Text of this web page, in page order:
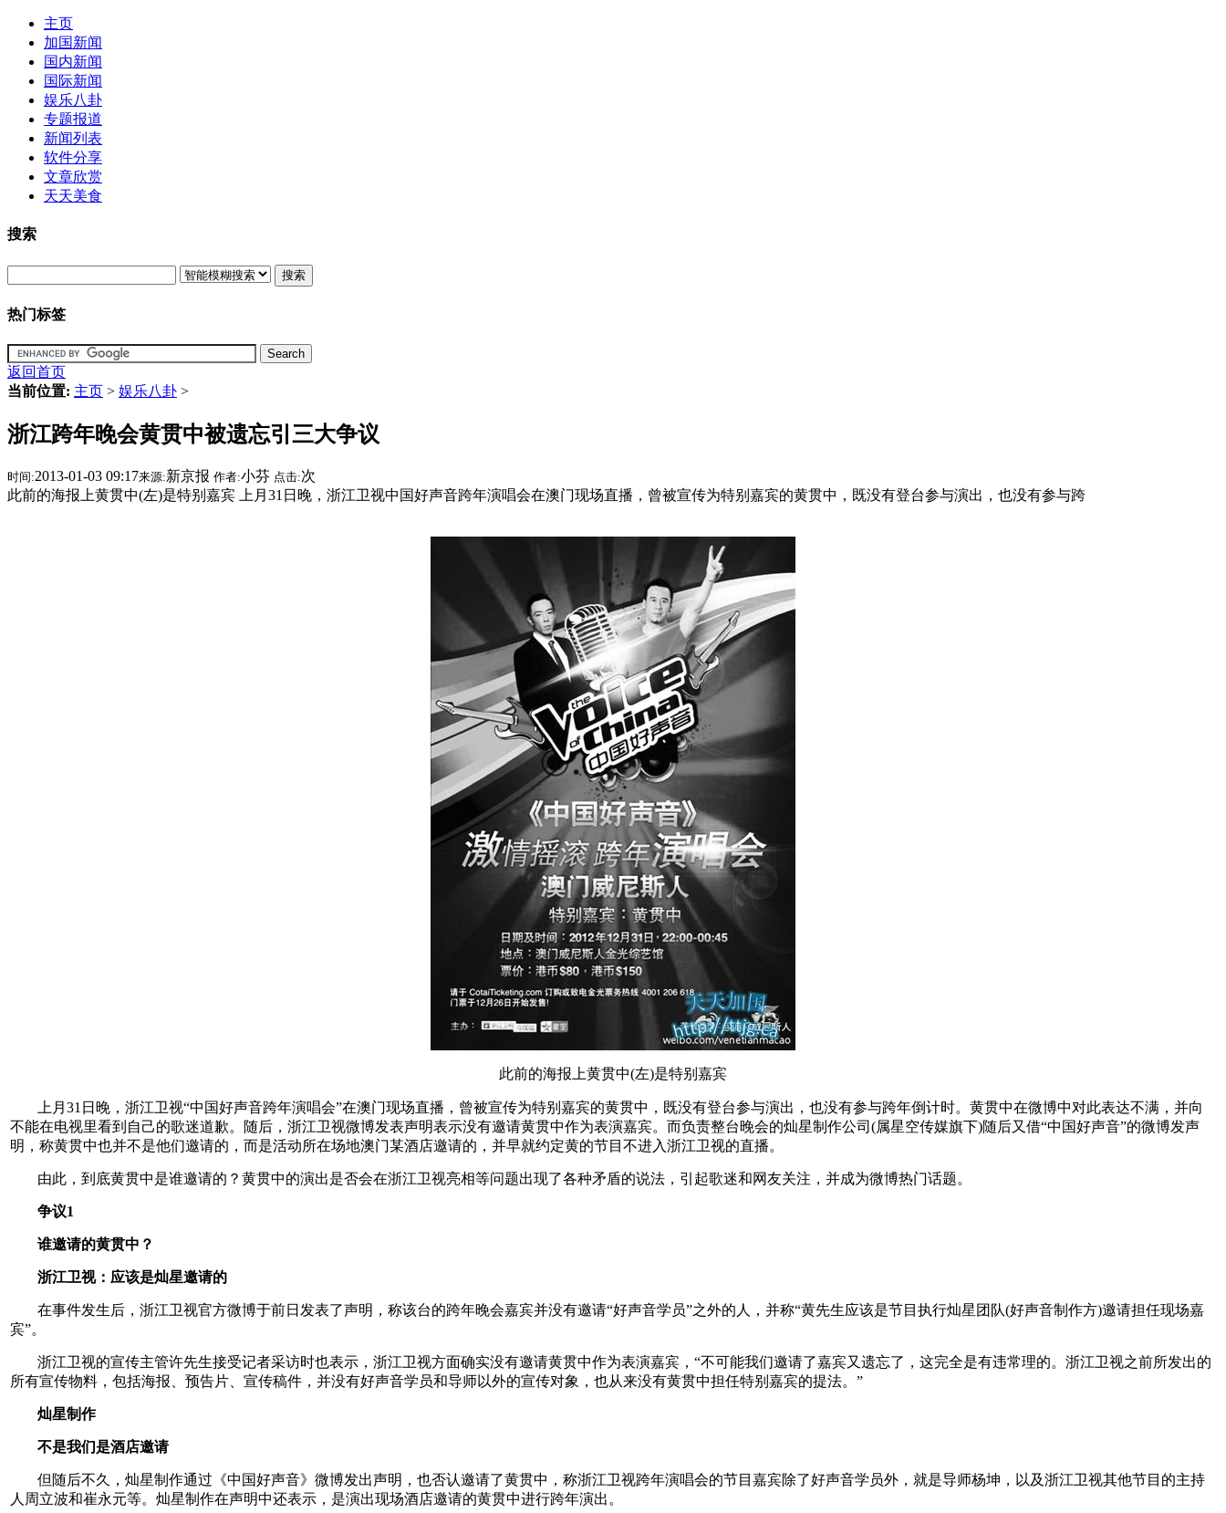
主页
加国新闻
国内新闻
国际新闻
娱乐八卦
专题报道
新闻列表
软件分享
文章欣赏
天天美食
搜索
搜索
热门标签
返回首页
当前位置: 主页 > 娱乐八卦 >
浙江跨年晚会黄贯中被遗忘引三大争议
时间:2013-01-03 09:17来源:新京报 作者:小芬 点击:次
此前的海报上黄贯中(左)是特别嘉宾 上月31日晚，浙江卫视中国好声音跨年演唱会在澳门现场直播，曾被宣传为特别嘉宾的黄贯中，既没有登台参与演出，也没有参与跨
此前的海报上黄贯中(左)是特别嘉宾
上月31日晚，浙江卫视“中国好声音跨年演唱会”在澳门现场直播，曾被宣传为特别嘉宾的黄贯中，既没有登台参与演出，也没有参与跨年倒计时。黄贯中在微博中对此表达不满，并向
不能在电视里看到自己的歌迷道歉。随后，浙江卫视微博发表声明表示没有邀请黄贯中作为表演嘉宾。而负责整台晚会的灿星制作公司(属星空传媒旗下)随后又借“中国好声音”的微博发声
明，称黄贯中也并不是他们邀请的，而是活动所在场地澳门某酒店邀请的，并早就约定黄的节目不进入浙江卫视的直播。
由此，到底黄贯中是谁邀请的？黄贯中的演出是否会在浙江卫视亮相等问题出现了各种矛盾的说法，引起歌迷和网友关注，并成为微博热门话题。
争议1
谁邀请的黄贯中？
浙江卫视：应该是灿星邀请的
在事件发生后，浙江卫视官方微博于前日发表了声明，称该台的跨年晚会嘉宾并没有邀请“好声音学员”之外的人，并称“黄先生应该是节目执行灿星团队(好声音制作方)邀请担任现场嘉
宾”。
浙江卫视的宣传主管许先生接受记者采访时也表示，浙江卫视方面确实没有邀请黄贯中作为表演嘉宾，“不可能我们邀请了嘉宾又遗忘了，这完全是有违常理的。浙江卫视之前所发出的
所有宣传物料，包括海报、预告片、宣传稿件，并没有好声音学员和导师以外的宣传对象，也从来没有黄贯中担任特别嘉宾的提法。”
灿星制作
不是我们是酒店邀请
但随后不久，灿星制作通过《中国好声音》微博发出声明，也否认邀请了黄贯中，称浙江卫视跨年演唱会的节目嘉宾除了好声音学员外，就是导师杨坤，以及浙江卫视其他节目的主持
人周立波和崔永元等。灿星制作在声明中还表示，是演出现场酒店邀请的黄贯中进行跨年演出。